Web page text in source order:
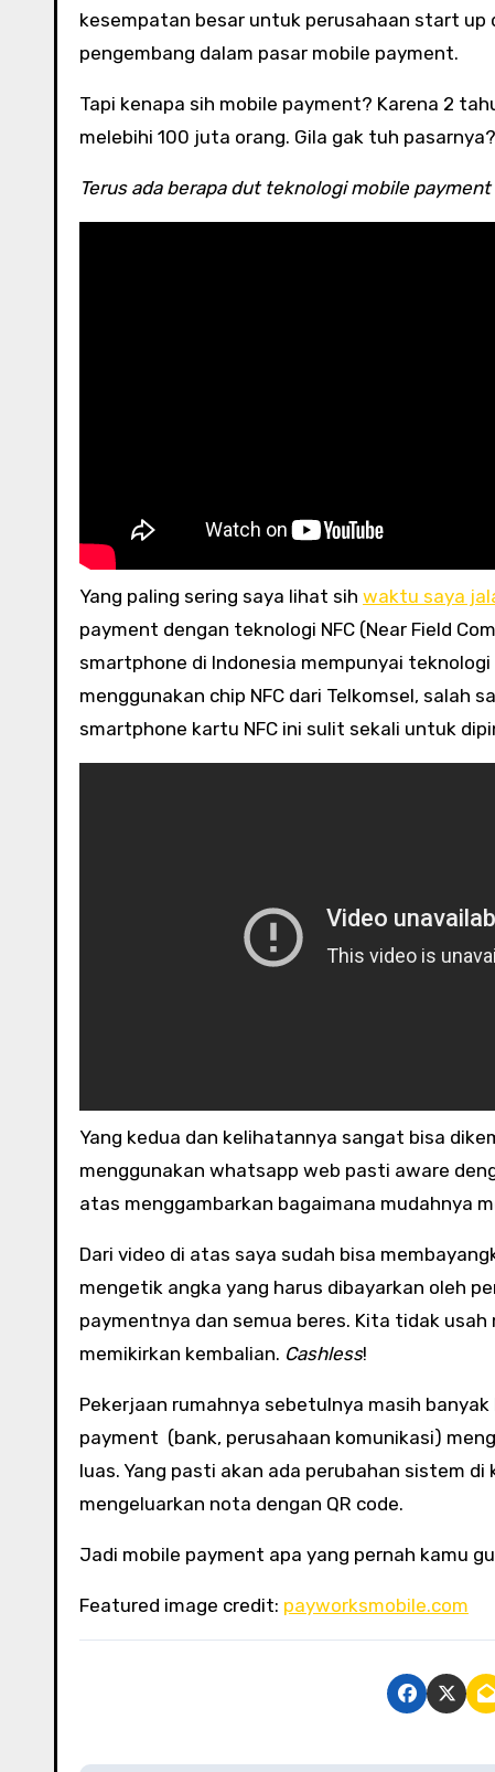
kesempatan besar untuk perusahaan start up
pengembang dalam pasar mobile payment.
Tapi kenapa sih mobile payment? Karena 2
melebihi 100 juta orang. Gila gak tuh pasarnya?
Terus ada berapa dut teknologi mobile payment
Yang paling sering saya lihat sih waktu saya
payment dengan teknologi NFC (Near Field
smartphone di Indonesia mempunyai
menggunakan chip NFC dari Telkomsel, salah
smartphone kartu NFC ini sulit sekali untuk
Yang kedua dan kelihatannya sangat bisa
menggunakan whatsapp web pasti aware
atas menggambarkan bagaimana mudahnya
Dari video di atas saya sudah bisa
mengetik angka yang harus dibayarkan oleh
paymentnya dan semua beres. Kita tidak
memikirkan kembalian. Cashless!
Pekerjaan rumahnya sebetulnya masih
payment (bank, perusahaan komunikasi)
luas. Yang pasti akan ada perubahan sistem
mengeluarkan nota dengan QR code.
Jadi mobile payment apa yang pernah kamu
Featured image credit: payworksmobile.com